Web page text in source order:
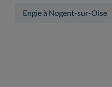
Engie à Nogent-sur-Oise